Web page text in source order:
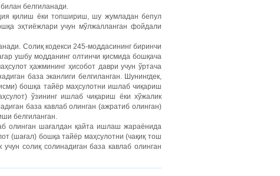
белгиланади.
қилиш ёки топшириш, шу жумладан бепул
эҳтиёжлари учун мўлжалланган фойдали
Солиқ кодекси 245-моддасининг биринчи
ушбу модданинг олтинчи қисмида бошқача
ҳажмининг ҳисобот даври учун ўртача
база эканлиги белгиланган. Шунингдек,
бошқа тайёр маҳсулотни ишлаб чиқариш
ўзининг ишлаб чиқариш ёки хўжалик
база кавлаб олинган (ажратиб олинган)
белгиланган.
олинган шағалдан қайта ишлаш жараёнида
(шағал) бошқа тайёр маҳсулотни (чақиқ тош
солиқ солинадиган база кавлаб олинган